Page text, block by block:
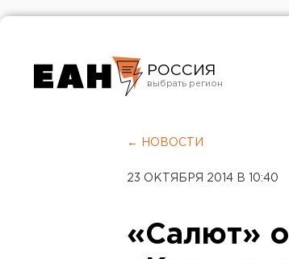
РОССИЯ
Челябинск
← НОВОСТИ
23 ОКТЯБРЯ 2014 В 10:40
«Салют»